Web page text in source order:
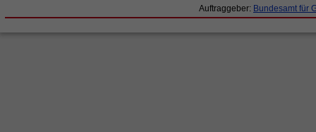
Auftraggeber: Bundesamt für